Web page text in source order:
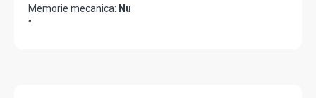
Memorie mecanica: Nu
"